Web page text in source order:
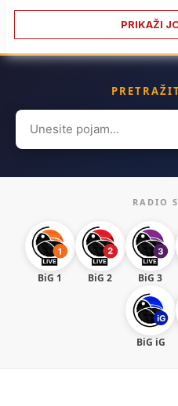
PRIKAŽI
Search
for:
RADIO
BiG 1 BiG 2 BiG 3
BiG iG